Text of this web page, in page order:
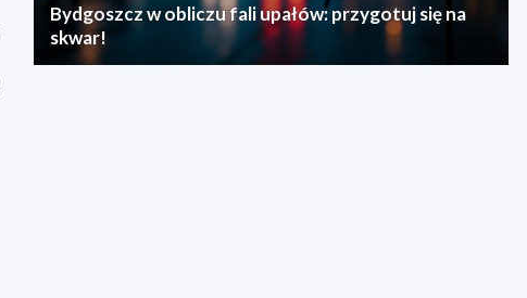
Bydgoszcz w obliczu fali upałów: przygotuj się na
skwar!